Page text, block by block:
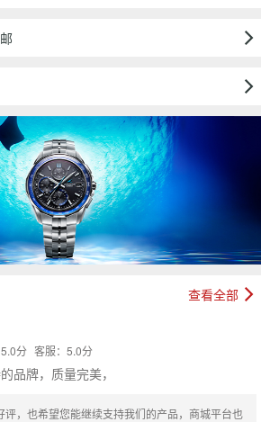
查看全部
分 客服：5.0分
品牌，质量完美，
评，也希望您能继续支持我们的产品，商城平台也